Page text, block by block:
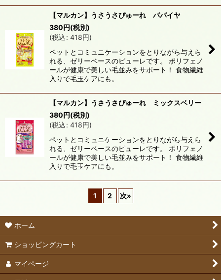
【マルカン】うさうさぴゅーれ パパイヤ
380円(税別)
(税込: 418円)
ペットとコミュニケーションをとりながら与えら
れる、ゼリーベースのピューレです。 ポリフェノ
ールが健康で美しい毛並みをサポート！ 食物繊維
入りで毛玉ケアにも。
【マルカン】うさうさぴゅーれ ミックスベリー
380円(税別)
(税込: 418円)
ペットとコミュニケーションをとりながら与えら
れる、ゼリーベースのピューレです。 ポリフェノ
ールが健康で美しい毛並みをサポート！ 食物繊維
入りで毛玉ケアにも。
1 2 次»
ホーム
ショッピングカート
マイページ